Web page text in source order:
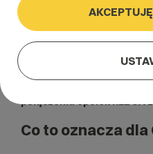
Dzielimy się z Wami
połączenia spółek R22 SA
Co to oznacza dla